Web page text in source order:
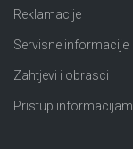
Reklamacije
Servisne informacije
Zahtjevi i obrasci
Pristup